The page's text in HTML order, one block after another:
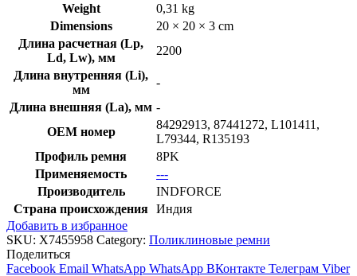
Weight
0,31 kg
Dimensions
20 × 20 × 3 cm
Длина расчетная (Lp,
Ld, Lw), мм
2200
Длина внутренняя (Li),
мм
-
Длина внешняя (La), мм -
OEM номер
84292913, 87441272, L101411,
L79344, R135193
Профиль ремня
8PK
Применяемость
---
Производитель
INDFORCE
Страна происхождения Индия
Добавить в избранное
SKU: X7455958 Category: Поликлиновые ремни
Поделиться
Facebook Email WhatsApp WhatsApp ВКонтакте Телеграм Viber